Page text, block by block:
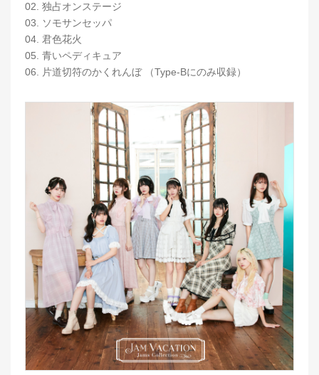
02. 独占オンステージ
03. ソモサンセッパ
04. 君色花火
05. 青いペディキュア
06. 片道切符のかくれんぼ （Type-Bにのみ収録）